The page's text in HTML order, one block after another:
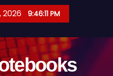
2026 9:46:12 PM